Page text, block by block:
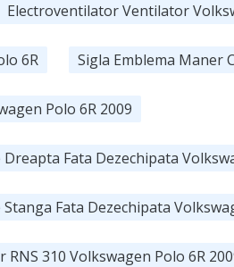
Electroventilator Ventilator
6R Sigla Emblema Maner
Polo 6R 2009
Fata Dezechipata
Fata Dezechipata
RNS 310 Volkswagen Polo 6R